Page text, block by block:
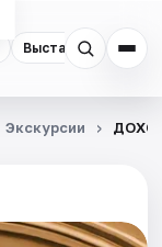
Выставки
Экскурсии